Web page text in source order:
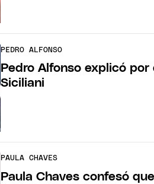
PEDRO ALFONSO
Pedro Alfonso explicó
Siciliani
PAULA CHAVES
Paula Chaves confesó